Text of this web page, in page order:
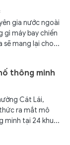
gia nước ngoài
gì máy bay chiến
sẽ mang lại cho...
thông minh
Cát Lái,
ra mắt mô
minh tại 24 khu...